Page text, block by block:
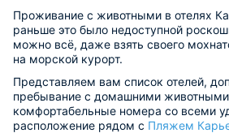
Проживание с животными в отелях
раньше это было недоступной
можно всё, даже взять своего
на морской курорт.
Представляем вам список отелей,
пребывание с домашними
комфортабельные номера со всеми
расположение рядом с Пляжем